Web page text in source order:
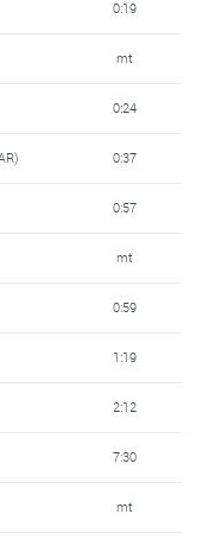
0:19
mt
0:24
0:37
0:57
mt
0:59
1:19
2:12
7:30
mt